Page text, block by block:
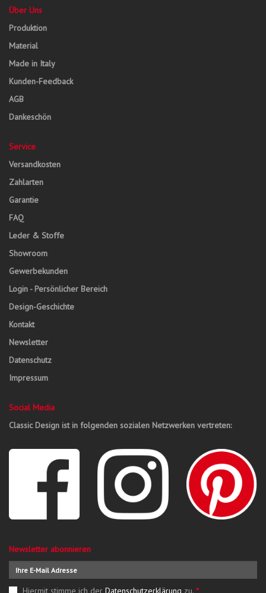
Über Uns
Produktion
Material
Made in Italy
Kunden-Feedback
AGB
Dankeschön
Service
Versandkosten
Zahlarten
Garantie
FAQ
Leder & Stoffe
Showroom
Gewerbekunden
Login - Persönlicher Bereich
Design-Geschichte
Kontakt
Newsletter
Datenschutz
Impressum
Social Media
Classic Design ist in folgenden sozialen Netzwerken vertreten:
Newsletter abonnieren
Hiermit stimme ich der Datenschutzerklärung zu. *